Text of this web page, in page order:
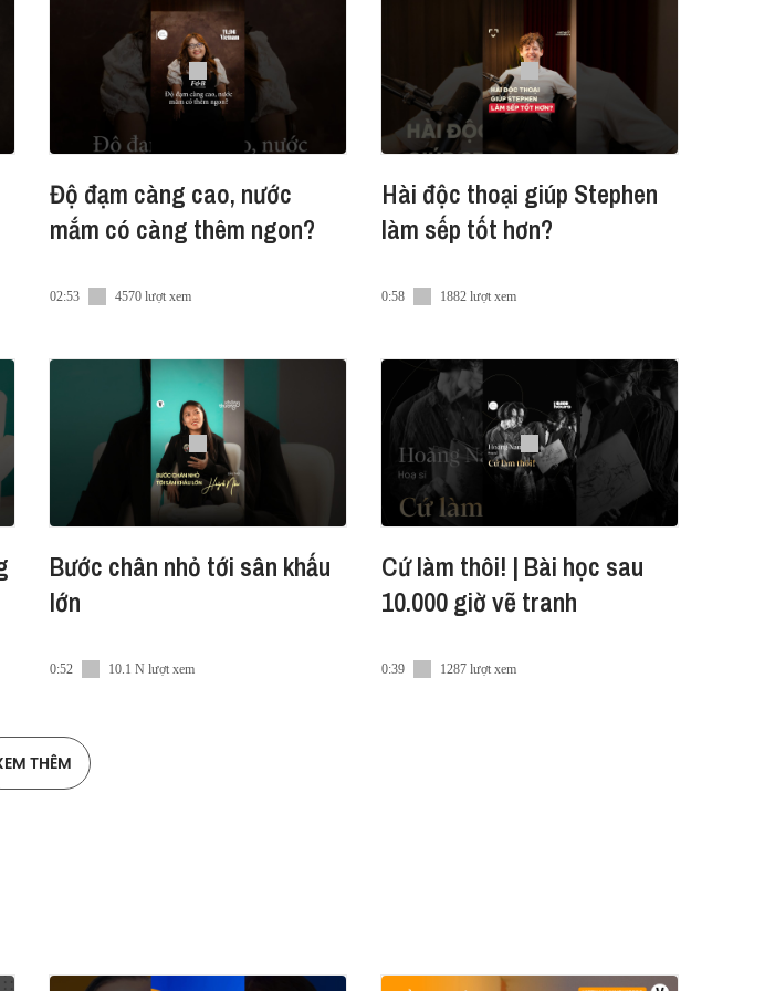
từ khi đầu tư vào thị trường Việt Nam, P&G đã luôn tiên phong xây
nghiệm tốt nhất cho người tiêu dùng và góp phần tạo dựng cuộc
Độ đạm càng cao, nước
mắm có càng thêm ngon?
02:53 4570 lượt xem
Hài độc thoại giúp Stephen
làm sếp tốt hơn?
0:58 1882 lượt xem
Bước chân nhỏ tới sân khấu
lớn
0:52 10.1 N lượt xem
Cứ làm thôi! | Bài học sau
10.000 giờ vẽ tranh
0:39 1287 lượt xem
THÊM